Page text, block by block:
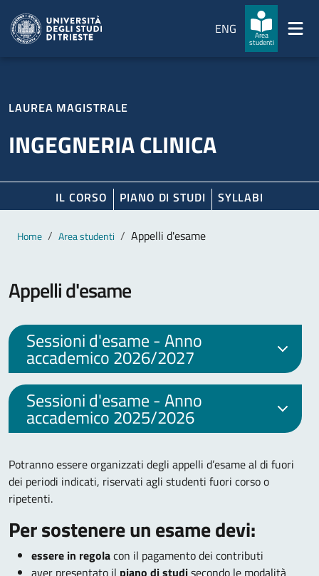
ENG
Area
studenti
LAUREA MAGISTRALE
INGEGNERIA CLINICA
IL CORSO PIANO DI STUDI SYLLABI
Contenuto principale
Breadcrumb
Home Area studenti Appelli d'esame
Appelli d'esame
Sessioni d'esame - Anno
accademico 2026/2027
Sessioni d'esame - Anno
accademico 2025/2026
Potranno essere organizzati degli appelli d’esame al di fuori
dei periodi indicati, riservati agli studenti fuori corso o
ripetenti.
Per sostenere un esame devi:
essere in regolacon il pagamento dei contributi
aver presentato il piano di studisecondo le modalità